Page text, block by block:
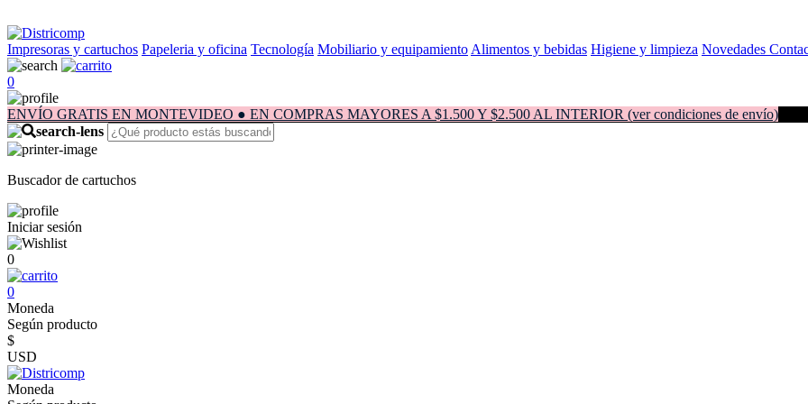
Impresoras y cartuchos Papeleria y oficina Tecnología Mobiliario y equipamiento Alimentos y bebidas Higiene y limpieza Novedades
0
ENVÍO GRATIS EN MONTEVIDEO ● EN COMPRAS MAYORES A $1.500 Y $2.500 AL INTERIOR (ver condiciones de envío)
Buscador de cartuchos
Iniciar sesión
0
0
Moneda
Según producto
$
USD
Moneda